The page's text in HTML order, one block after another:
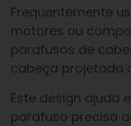
Frequentemente
motores ou
parafusos de
cabeça projetada
Este design ajuda
parafuso precisa